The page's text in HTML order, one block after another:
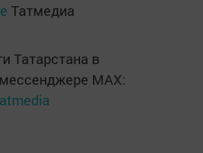
Татмедиа
Татарстана в
MАХ: